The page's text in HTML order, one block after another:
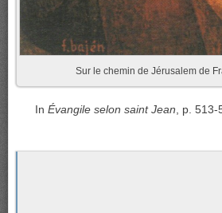
Sur le chemin de Jérusalem de
In Évangile selon saint Jean , p.